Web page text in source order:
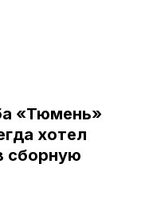
«Тюмень»
хотел
сборную